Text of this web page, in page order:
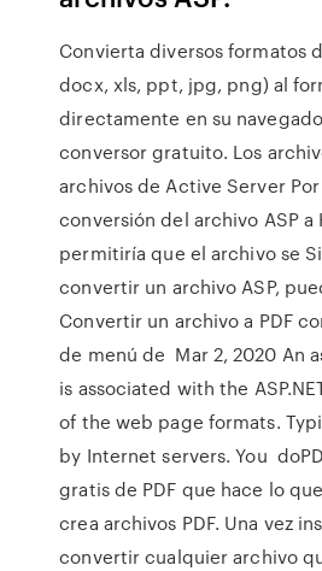
Convierta diversos formatos
docx, xls, ppt, jpg, png) al
directamente en su
conversor gratuito. Los
archivos de Active Server
conversión del archivo ASP a
permitiría que el archivo se
convertir un archivo ASP,
Convertir un archivo a PDF
de menú de Mar 2, 2020 An
is associated with the
of the web page formats.
by Internet servers. You
gratis de PDF que hace lo
crea archivos PDF. Una vez
convertir cualquier archivo